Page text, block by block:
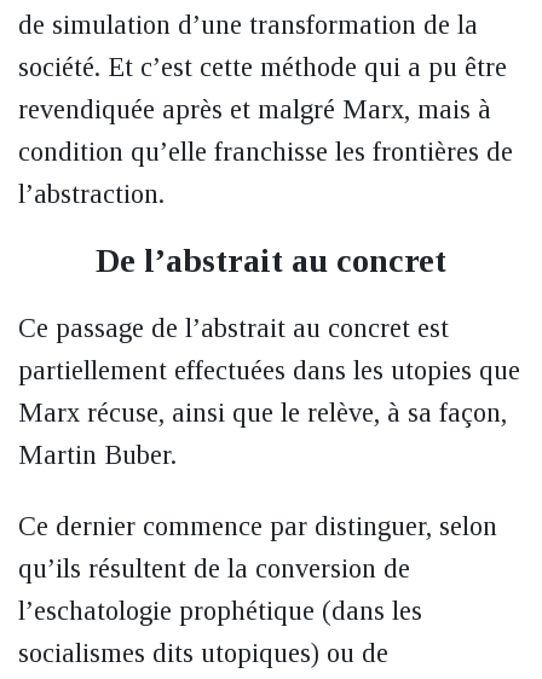
de simulation d’une transformation de la
société. Et c’est cette méthode qui a pu être
revendiquée après et malgré Marx, mais à
condition qu’elle franchisse les frontières de
l’abstraction.
De l’abstrait au concret
Ce passage de l’abstrait au concret est
partiellement effectuées dans les utopies que
Marx récuse, ainsi que le relève, à sa façon,
Martin Buber.
Ce dernier commence par distinguer, selon
qu’ils résultent de la conversion de
l’eschatologie prophétique (dans les
socialismes dits utopiques) ou de